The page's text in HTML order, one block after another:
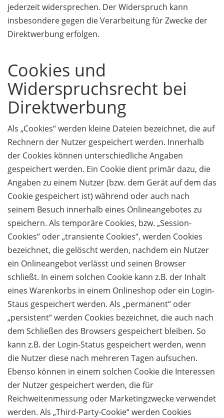
jederzeit widersprechen. Der Widerspruch kann
insbesondere gegen die Verarbeitung für Zwecke der
Direktwerbung erfolgen.
Cookies und
Widerspruchsrecht bei
Direktwerbung
Als „Cookies“ werden kleine Dateien bezeichnet, die auf
Rechnern der Nutzer gespeichert werden. Innerhalb
der Cookies können unterschiedliche Angaben
gespeichert werden. Ein Cookie dient primär dazu, die
Angaben zu einem Nutzer (bzw. dem Gerät auf dem das
Cookie gespeichert ist) während oder auch nach
seinem Besuch innerhalb eines Onlineangebotes zu
speichern. Als temporäre Cookies, bzw. „Session-
Cookies“ oder „transiente Cookies“, werden Cookies
bezeichnet, die gelöscht werden, nachdem ein Nutzer
ein Onlineangebot verlässt und seinen Browser
schließt. In einem solchen Cookie kann z.B. der Inhalt
eines Warenkorbs in einem Onlineshop oder ein Login-
Staus gespeichert werden. Als „permanent“ oder
„persistent“ werden Cookies bezeichnet, die auch nach
dem Schließen des Browsers gespeichert bleiben. So
kann z.B. der Login-Status gespeichert werden, wenn
die Nutzer diese nach mehreren Tagen aufsuchen.
Ebenso können in einem solchen Cookie die Interessen
der Nutzer gespeichert werden, die für
Reichweitenmessung oder Marketingzwecke verwendet
werden. Als „Third-Party-Cookie“ werden Cookies